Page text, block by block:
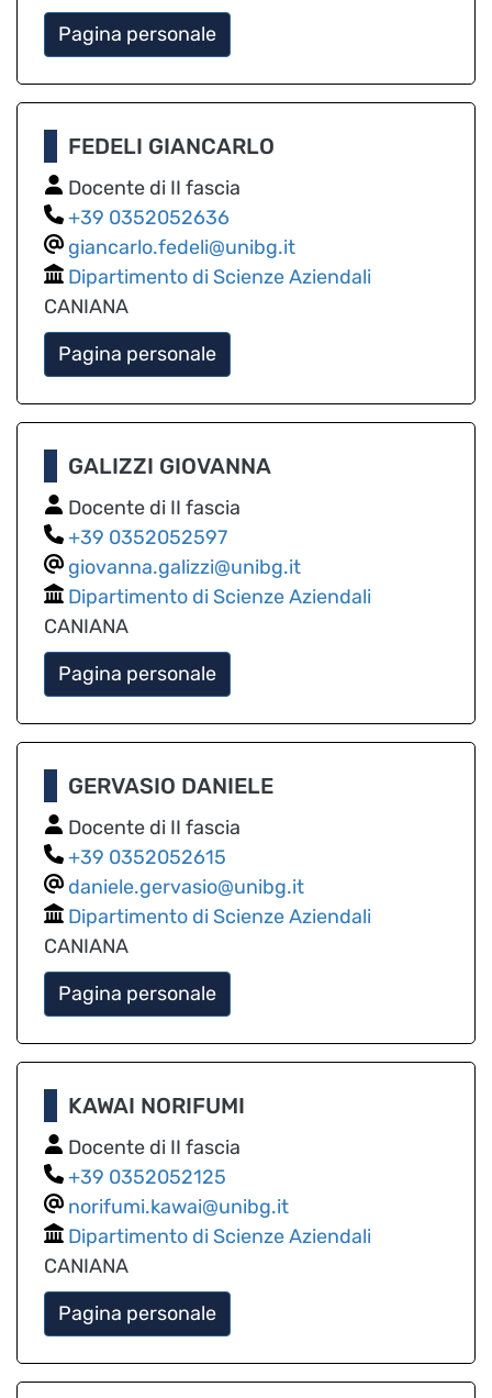
Pagina personale
FEDELI GIANCARLO
Docente di II fascia
0352052636
giancarlo.fedeli@unibg.it
Dipartimento di Scienze Aziendali
CANIANA
Pagina personale
GALIZZI GIOVANNA
Docente di II fascia
0352052597
giovanna.galizzi@unibg.it
Dipartimento di Scienze Aziendali
CANIANA
Pagina personale
GERVASIO DANIELE
Docente di II fascia
0352052615
daniele.gervasio@unibg.it
Dipartimento di Scienze Aziendali
CANIANA
Pagina personale
KAWAI NORIFUMI
Docente di II fascia
0352052125
norifumi.kawai@unibg.it
Dipartimento di Scienze Aziendali
CANIANA
Pagina personale